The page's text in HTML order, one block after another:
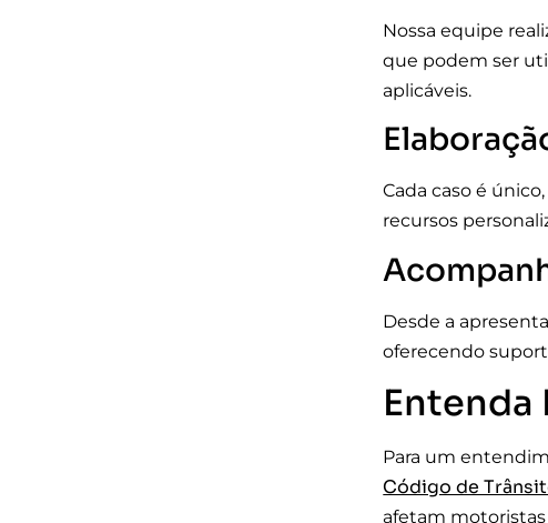
Nossa equipe
que podem ser
aplicáveis.
Cada caso é
recursos
Desde a
oferecendo
Entenda
Para um
Código de
afetam